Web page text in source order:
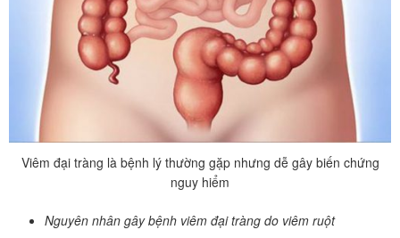
Viêm đại tràng là bệnh lý thường gặp nhưng dễ gây biến chứng
nguy hiểm
Nguyên nhân gây bệnh viêm đại tràng do viêm ruột